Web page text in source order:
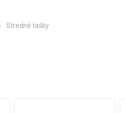
Stredné tašky